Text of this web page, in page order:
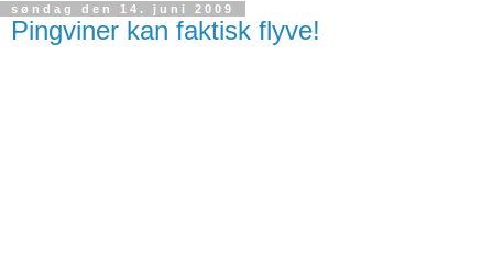
søndag den 14. juni 2009
Pingviner kan faktisk flyve!